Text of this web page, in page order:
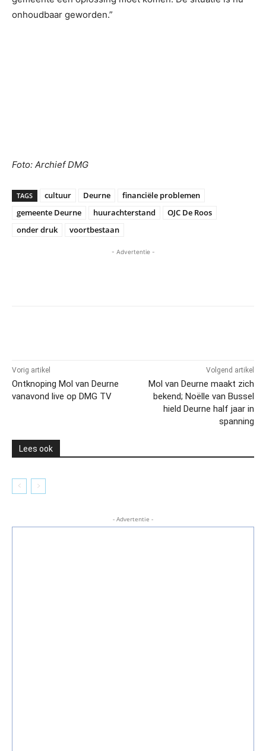
onhoudbaar geworden.”
Foto: Archief DMG
TAGS cultuur Deurne
financiële problemen
gemeente Deurne
huurachterstand
OJC De Roos
onder druk
voortbestaan
- Advertentie -
Vorig artikel
Ontknoping Mol van Deurne
vanavond live op DMG TV
Volgend artikel
Mol van Deurne maakt zich
bekend; Noëlle van Bussel
hield Deurne half jaar in
spanning
Lees ook
- Advertentie -